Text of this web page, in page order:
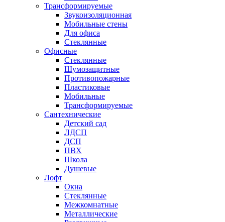
Трансформируемые
Звукоизоляционная
Мобильные стены
Для офиса
Стеклянные
Офисные
Стеклянные
Шумозащитные
Противопожарные
Пластиковые
Мобильные
Трансформируемые
Сантехнические
Детский сад
ЛДСП
ДСП
ПВХ
Школа
Душевые
Лофт
Окна
Стеклянные
Межкомнатные
Металлические